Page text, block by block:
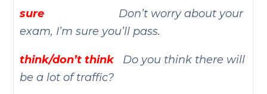
sure
Don’t worry about your
exam, I’m sure you’ll pass.
think/don’t think
Do you think there will
be a lot of traffic?